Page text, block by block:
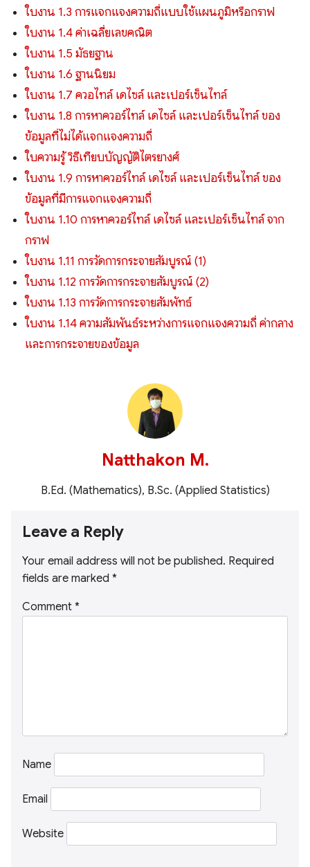
ใบงาน 1.3 การแจกแจงความถี่แบบใช้แผนภูมิหรือกราฟ
ใบงาน 1.4 ค่าเฉลี่ยเลขคณิต
ใบงาน 1.5 มัธยฐาน
ใบงาน 1.6 ฐานนิยม
ใบงาน 1.7 ควอไทล์ เดไซล์ และเปอร์เซ็นไทล์
ใบงาน 1.8 การหาควอร์ไทล์ เดไซล์ และเปอร์เซ็นไทล์ ของ
ข้อมูลที่ไม่ได้แจกแจงความถี่
ใบความรู้ วิธีเทียบบัญญัติไตรยางศ์
ใบงาน 1.9 การหาควอร์ไทล์ เดไซล์ และเปอร์เซ็นไทล์ ของ
ข้อมูลที่มีการแจกแจงความถี่
ใบงาน 1.10 การหาควอร์ไทล์ เดไซล์ และเปอร์เซ็นไทล์ จาก
กราฟ
ใบงาน 1.11 การวัดการกระจายสัมบูรณ์ (1)
ใบงาน 1.12 การวัดการกระจายสัมบูรณ์ (2)
ใบงาน 1.13 การวัดการกระจายสัมพัทธ์
ใบงาน 1.14 ความสัมพันธ์ระหว่างการแจกแจงความถี่ ค่ากลาง
และการกระจายของข้อมูล
Natthakon M.
B.Ed. (Mathematics), B.Sc. (Applied Statistics)
Leave a Reply
Your email address will not be published. Required
fields are marked *
Comment *
Name
Email
Website